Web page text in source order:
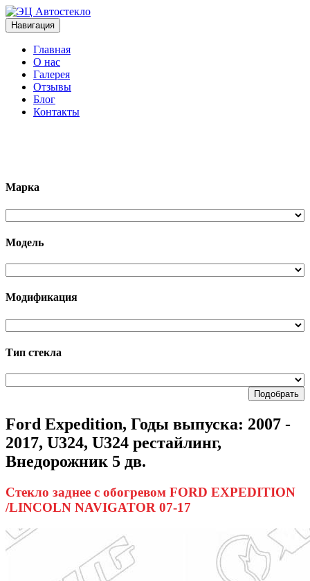
Навигация
Главная
О нас
Галерея
Отзывы
Блог
Контакты
Марка
Модель
Модификация
Тип стекла
Подобрать
Ford Expedition, Годы выпуска: 2007 -
2017, U324, U324 рестайлинг,
Внедорожник 5 дв.
Стекло заднее с обогревом FORD EXPEDITION
/LINCOLN NAVIGATOR 07-17